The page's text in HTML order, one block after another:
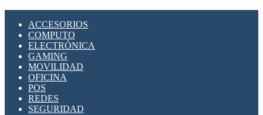
SUPRESOR DE TRANSIENTES SPDS PARA
APLICACIONES FOTOVOLTAICAS
ACCESORIOS
COMPUTO
ELECTRÓNICA
GAMING
MOVILIDAD
OFICINA
POS
REDES
SEGURIDAD